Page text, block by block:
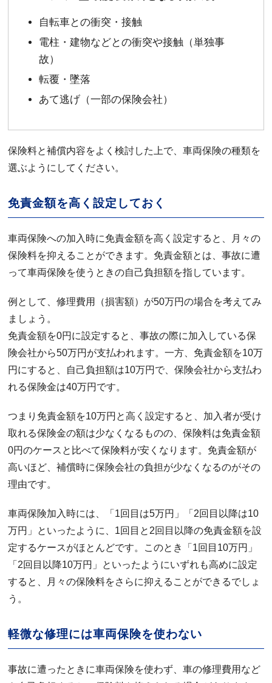
自転車との衝突・接触
電柱・建物などとの衝突や接触（単独事
故）
転覆・墜落
あて逃げ（一部の保険会社）
保険料と補償内容をよく検討した上で、車両保険の種類を
選ぶようにしてください。
免責金額を高く設定しておく
車両保険への加入時に免責金額を高く設定すると、月々の
保険料を抑えることができます。免責金額とは、事故に遭
って車両保険を使うときの自己負担額を指しています。
例として、修理費用（損害額）が50万円の場合を考えてみ
ましょう。
免責金額を0円に設定すると、事故の際に加入している保
険会社から50万円が支払われます。一方、免責金額を10万
円にすると、自己負担額は10万円で、保険会社から支払わ
れる保険金は40万円です。
つまり免責金額を10万円と高く設定すると、加入者が受け
取れる保険金の額は少なくなるものの、保険料は免責金額
0円のケースと比べて保険料が安くなります。免責金額が
高いほど、補償時に保険会社の負担が少なくなるのがその
理由です。
車両保険加入時には、「1回目は5万円」「2回目以降は10
万円」といったように、1回目と2回目以降の免責金額を設
定するケースがほとんどです。このとき「1回目10万円」
「2回目以降10万円」といったようにいずれも高めに設定
すると、月々の保険料をさらに抑えることができるでしょ
う。
軽微な修理には車両保険を使わない
事故に遭ったときに車両保険を使わず、車の修理費用など